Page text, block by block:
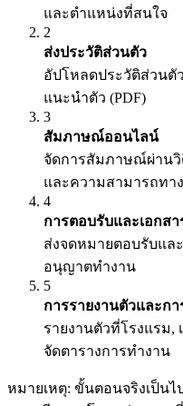
และตำแหน่งที่สนใจ
2
ส่งประวัติส่วนตัว
อัปโหลดประวัติส่วนตั
แนะนำตัว (PDF)
3
สัมภาษณ์ออนไลน์
จัดการสัมภาษณ์ผ่านวิ
และความสามารถทา
4
การตอบรับและเอกสา
ส่งจดหมายตอบรับแล
อนุญาตทำงาน
5
การรายงานตัวและก
รายงานตัวที่โรงแรม,
จัดตารางการทำงาน
หมายเหตุ: ขั้นตอนจริงเป็น